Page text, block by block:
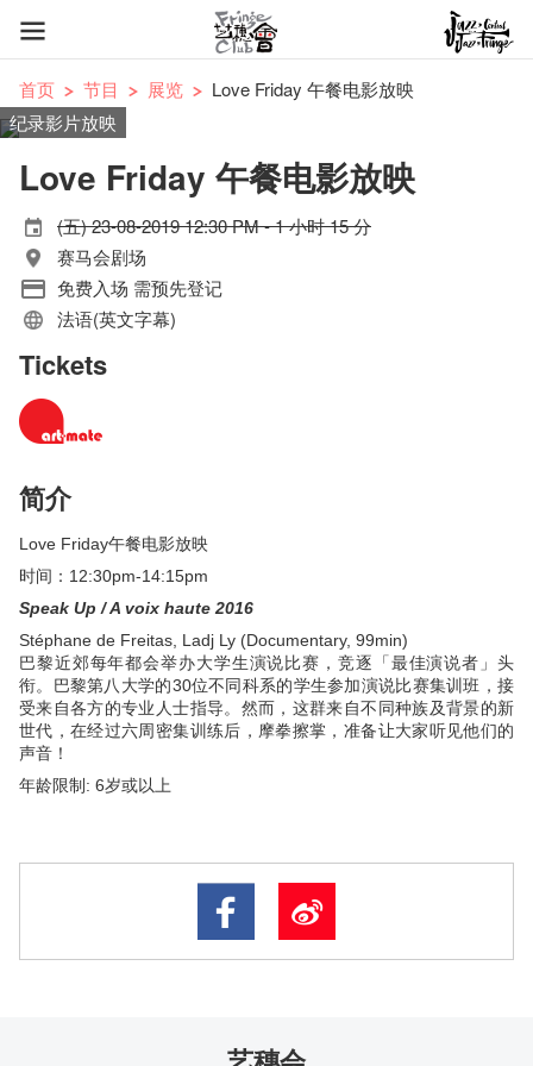
首页 节目 展览
Love Friday 午餐电影放映
纪录影片放映
Love Friday 午餐电影放映
(五) 23-08-2019 12:30 PM - 1 小时 15 分
赛马会剧场
免费入场 需预先登记
法语(英文字幕)
Tickets
简介
Love Friday午餐电影放映
时间：12:30pm-14:15pm
​Speak Up / A voix haute 2016
Stéphane de Freitas, Ladj Ly (Documentary, 99min)
巴黎近郊每年都会举办大学生演说比赛，竞逐「最佳演说者」头
衔。巴黎第八大学的30位不同科系的学生参加演说比赛集训班，接
受来自各方的专业人士指导。然而，这群来自不同种族及背景的新
世代，在经过六周密集训练后，摩拳擦掌，准备让大家听见他们的
声音！
年龄限制: 6岁或以上